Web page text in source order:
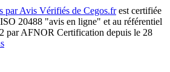
par Avis Vérifiés de Cegos.frest certifiée
20488 "avis en ligne" et au référentiel
par AFNOR Certification depuis le 28